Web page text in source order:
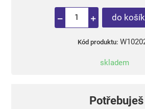
do
Kód produktu:
skladem